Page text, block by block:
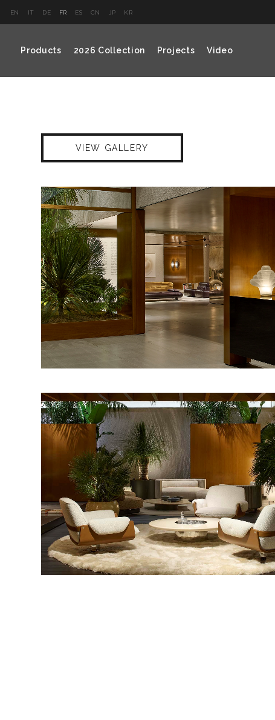
EN IT DE FR ES CN JP KR
Products 2026 Collection Projects Video
VIEW GALLERY